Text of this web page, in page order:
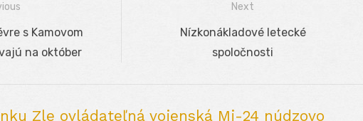
s Kamovom
na október
Next
Nízkonákladové letecké
spoločnosti
Zle ovládateľná vojenská Mi-24 núdzovo